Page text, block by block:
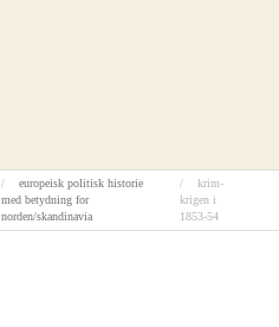
europeisk politisk historie
med betydning for
norden/skandinavia
krim-
krigen i
1853-54